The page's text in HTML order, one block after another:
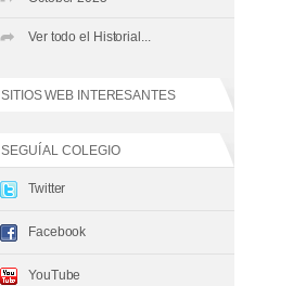
Ver todo el Historial...
SITIOS WEB INTERESANTES
SEGUÍ AL COLEGIO
Twitter
Facebook
YouTube